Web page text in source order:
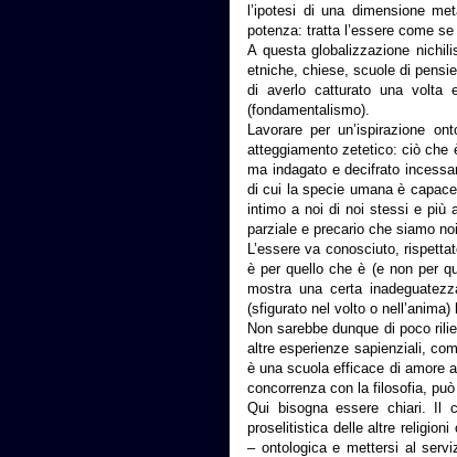
l’ipotesi di una dimensione
potenza: tratta l’essere come
A questa globalizzazione
etniche, chiese, scuole di
di averlo catturato una volta
(fondamentalismo).
Lavorare per un’ispirazione
atteggiamento zetetico: ciò che
ma indagato e decifrato
di cui la specie umana è
intimo a noi di noi stessi e più
parziale e precario che siamo
L’essere va conosciuto,
è per quello che è (e non per
mostra una certa
(sfigurato nel volto o
Non sarebbe dunque di poco
altre esperienze sapienziali,
è una scuola efficace di amore
concorrenza con la filosofia,
Qui bisogna essere chiari. Il
proselitistica delle altre
– ontologica e mettersi al